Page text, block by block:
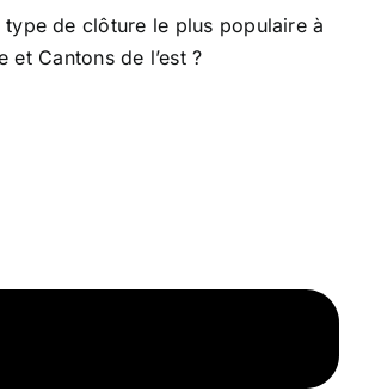
type de clôture le plus populaire à
et Cantons de l’est ?